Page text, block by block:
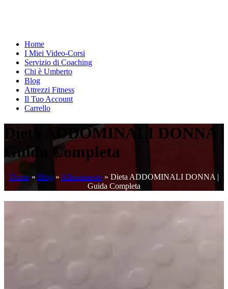
Home
I Miei Video-Corsi
Servizio di Coaching
Chi è Umberto
Blog
Attrezzi Fitness
Il Tuo Account
Carrello
Dieta ADDOMINALI DONNA |
Guida Completa
Home» Blog» Allenamento» Dieta ADDOMINALI DONNA |
Guida Completa